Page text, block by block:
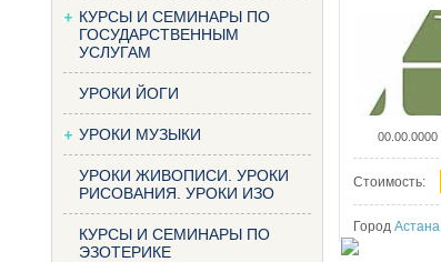
КУРСЫ И СЕМИНАРЫ ПО
ГОСУДАРСТВЕННЫМ
УСЛУГАМ
УРОКИ ЙОГИ
УРОКИ МУЗЫКИ
УРОКИ ЖИВОПИСИ. УРОКИ
РИСОВАНИЯ. УРОКИ ИЗО
КУРСЫ И СЕМИНАРЫ ПО
ЭЗОТЕРИКЕ
00.00.0000
Стоимость:
Город Астана